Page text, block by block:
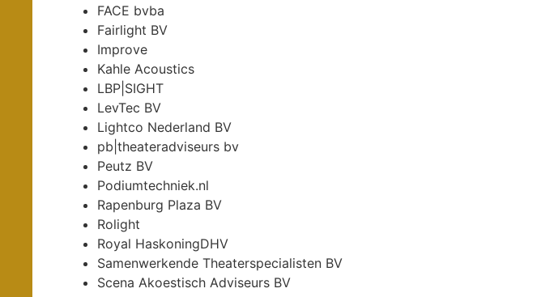
FACE bvba
Fairlight BV
Improve
Kahle Acoustics
LBP|SIGHT
LevTec BV
Lightco Nederland BV
pb|theateradviseurs bv
Peutz BV
Podiumtechniek.nl
Rapenburg Plaza BV
Rolight
Royal HaskoningDHV
Samenwerkende Theaterspecialisten BV
Scena Akoestisch Adviseurs BV